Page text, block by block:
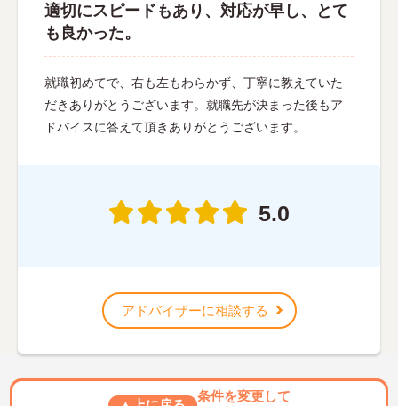
適切にスピードもあり、対応が早し、とて
も良かった。
就職初めてで、右も左もわらかず、丁寧に教えていた
だきありがとうございます。就職先が決まった後もア
ドバイスに答えて頂きありがとうございます。
5.0
アドバイザーに相談する
条件を変更して